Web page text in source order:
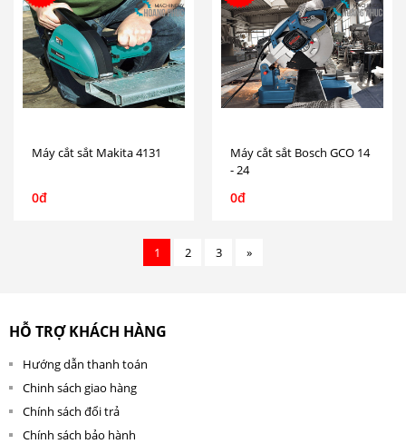
Máy cắt sắt Makita 4131
0đ
Máy cắt sắt Bosch GCO 14
- 24
0đ
1 2 3 »
HỖ TRỢ KHÁCH HÀNG
Hướng dẫn thanh toán
Chinh sách giao hàng
Chính sách đổi trả
Chính sách bảo hành